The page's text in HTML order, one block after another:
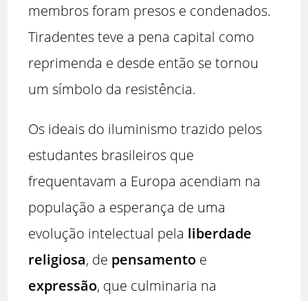
membros foram presos e condenados.
Tiradentes teve a pena capital como
reprimenda e desde então se tornou
um símbolo da resistência.
Os ideais do iluminismo trazido pelos
estudantes brasileiros que
frequentavam a Europa acendiam na
população a esperança de uma
evolução intelectual pela liberdade
religiosa, de pensamento e
expressão, que culminaria na